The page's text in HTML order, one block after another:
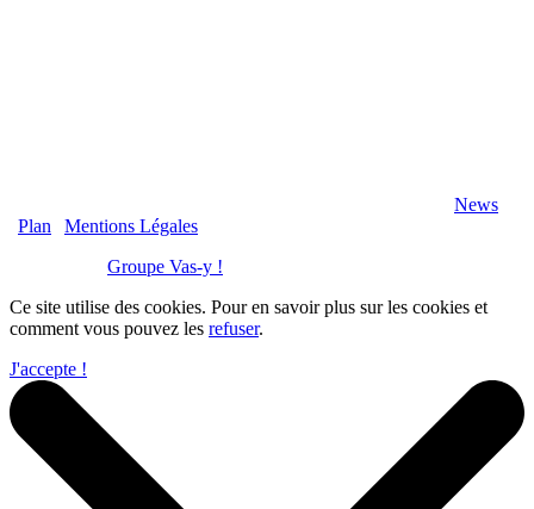
News
Plan
Mentions Légales
Groupe Vas-y !
Ce site utilise des cookies. Pour en savoir plus sur les cookies et
comment vous pouvez les refuser.
J'accepte !